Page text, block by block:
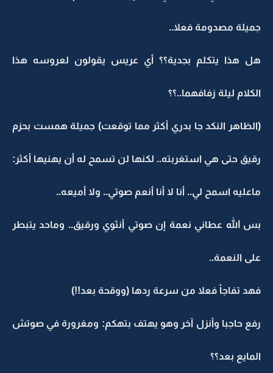
جميلة مصدومة فعلا..
هل هذا يتكلم بجدية؟؟ أي عريس يقولون لعروسه هذا
الكلام ليلة زفافهما..؟؟
(الظاهر النكد جا بدري أكثر مما توقعت) جميلة همست بحزم
رقيق حتى هي استغربته.. لكنها لن تسمح له أن يهنيها أكثر:
ماعليه اسمح لي.. أنا لا أنا أنعم صوتي.. ولا أميعه..
بس الله عطاني نعمة إن صوتي أنثوي ورقيق.. وماحد يتبطر
على النعمة..
فهد تفاجأ فعلا من سرعة ردها (ووقحة بعد!!)
رفع حاجبا وأنزل آخر وهو يهتف بتهكم: ومغرورة في صوتش
المايع بعد؟؟